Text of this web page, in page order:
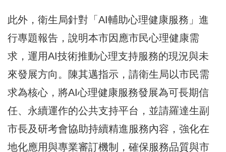
此外，衛生局針對「AI輔助心理健康服務」進
行專題報告，說明本市因應市民心理健康需
求，運用AI技術推動心理支持服務的現況與未
來發展方向。陳其邁指示，請衛生局以市民需
求為核心，將AI心理健康服務發展為可長期信
任、永續運作的公共支持平台，並請羅達生副
市長及研考會協助持續精進服務內容，強化在
地化應用與專業審訂機制，確保服務品質與市